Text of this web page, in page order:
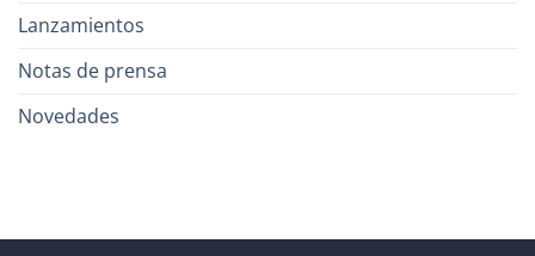
Lanzamientos
Notas de prensa
Novedades